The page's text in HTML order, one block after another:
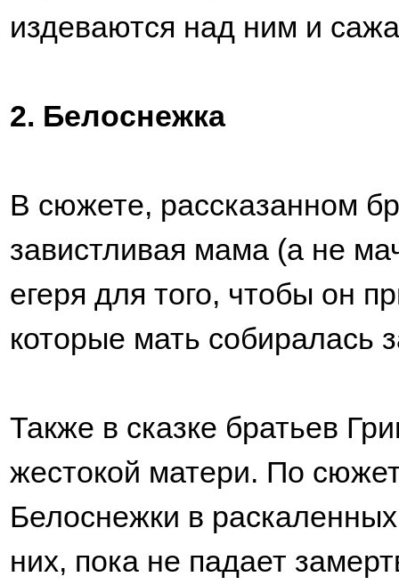
издеваются над ним и
2. Белоснежка
В сюжете, рассказанном
завистливая мама (а не
егеря для того, чтобы он
которые мать собиралась
Также в сказке братьев
жестокой матери. По
Белоснежки в
них, пока не падает